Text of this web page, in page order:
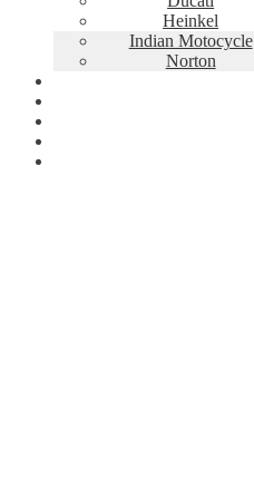
Heinkel
Indian Motocycle
Norton